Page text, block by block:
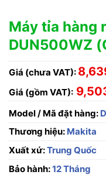
Máy tỉa hàng
DUN500WZ
Giá (chưa VAT):
Giá (gồm VAT):
Model / Mã đặt hàng:
Thương hiệu: Makita
Xuất xứ:Trung Quốc
Bảo hành:12 Tháng